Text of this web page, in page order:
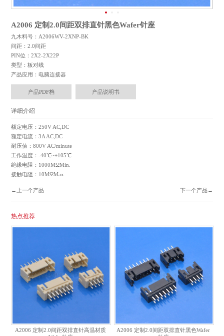
A2006 定制2.0间距双排直针黑色Wafer针座
九木料号：A2006WV-2XNP-BK
间距：2.0间距
PIN位：2X2-2X22P
类型：板对线
产品应用：电脑连接器
产品PDF档 产品说明书
详细介绍
额定电压：250V AC,DC
额定电流：3A AC,DC
耐压值：800V AC/minute
工作温度：-40℃~+105℃
绝缘电阻：1000MΩMin.
接触电阻：10MΩMax.
←上一个产品 下一个产品→
热点推荐
A2006 定制2.0间距双排直针高温材质
A2006 定制2.0间距双排直针黑色Wafer